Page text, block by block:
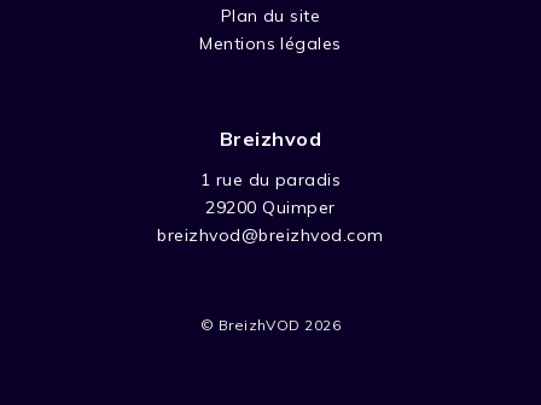
Plan du site
Mentions légales
Breizhvod
1 rue du paradis
29200 Quimper
breizhvod@breizhvod.com
© BreizhVOD 2026